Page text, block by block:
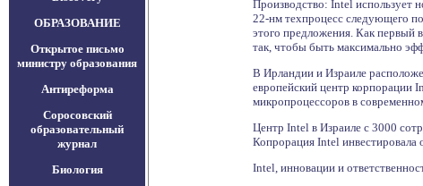
ОБРАЗОВАНИЕ
Открытое письмо
министру образования
Антиреформа
Соросовский
образовательный
журнал
Биология
Производство: Intel использует
22-нм техпроцесс следующего
этого предложения. Как первый
так, чтобы быть максимально
В Ирландии и Израиле
европейский центр корпорации
микропроцессоров в
Центр Intel в Израиле с 3000
Копрорация Intel
Intel, инновации и